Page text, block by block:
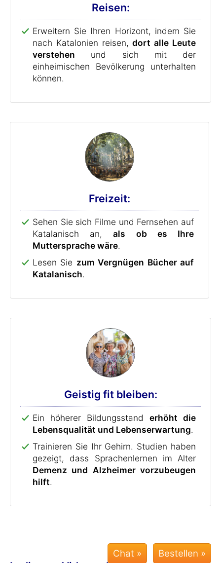
Reisen:
Erweitern Sie Ihren Horizont, indem Sie
nach Katalonien reisen,dort alle Leute
verstehen und sich mit der
einheimischen Bevölkerung unterhalten
können.
Freizeit:
Sehen Sie sich Filme und Fernsehen auf
Katalanisch an,als ob es Ihre
Muttersprache wäre.
Lesen Sie zum Vergnügen Bücher auf
Katalanisch.
Geistig fit bleiben:
Ein höherer Bildungsstand erhöht die
Lebensqualität und Lebenserwartung.
Trainieren Sie Ihr Gehirn. Studien haben
gezeigt, dass Sprachenlernen im Alter
Demenz und Alzheimer vorzubeugen
hilft.
Chat »